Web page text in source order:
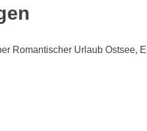
Romantischer Urlaub Ostsee,